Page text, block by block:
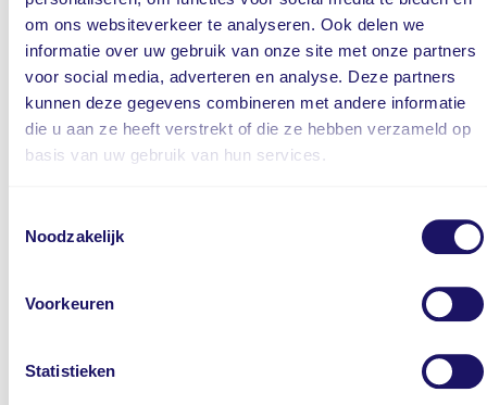
om ons websiteverkeer te analyseren. Ook delen we
informatie over uw gebruik van onze site met onze partners
voor social media, adverteren en analyse. Deze partners
kunnen deze gegevens combineren met andere informatie
die u aan ze heeft verstrekt of die ze hebben verzameld op
basis van uw gebruik van hun services.
Noodzakelijk
Voorkeuren
Statistieken
Geluidsisolerend glas
Hill hold functie
Kruisend verkeer detectie
Lendesteun bestuurdersstoel elektrisch verstelbaar
Rijstrooksensor met correctie
Verkeersbord detectie